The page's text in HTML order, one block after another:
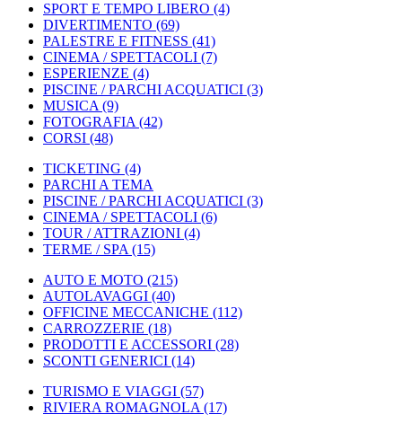
SPORT E TEMPO LIBERO (4)
DIVERTIMENTO (69)
PALESTRE E FITNESS (41)
CINEMA / SPETTACOLI (7)
ESPERIENZE (4)
PISCINE / PARCHI ACQUATICI (3)
MUSICA (9)
FOTOGRAFIA (42)
CORSI (48)
TICKETING (4)
PARCHI A TEMA
PISCINE / PARCHI ACQUATICI (3)
CINEMA / SPETTACOLI (6)
TOUR / ATTRAZIONI (4)
TERME / SPA (15)
AUTO E MOTO (215)
AUTOLAVAGGI (40)
OFFICINE MECCANICHE (112)
CARROZZERIE (18)
PRODOTTI E ACCESSORI (28)
SCONTI GENERICI (14)
TURISMO E VIAGGI (57)
RIVIERA ROMAGNOLA (17)